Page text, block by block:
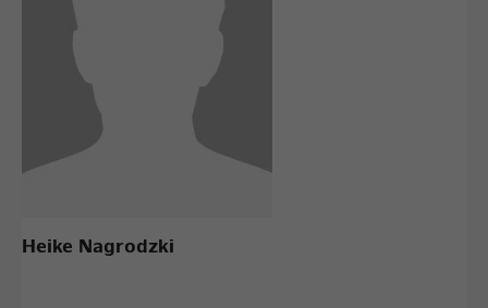
Heike Nagrodzki